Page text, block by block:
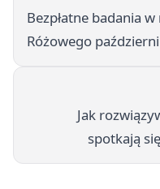
Bezpłatne badania
Różowego
Jak
spotkają